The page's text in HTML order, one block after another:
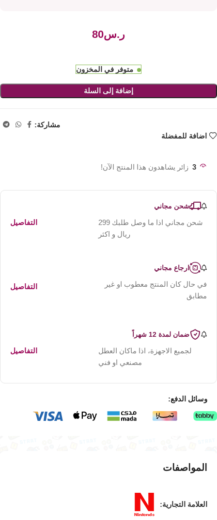
ر.س
متوفر في المخزون
إضافة إلى السلة
مشاركة:
اضافة للمفضلة
3 زائر يشاهدون هذا المنتج الآن!
شحن مجاني
شحن مجاني اذا ما وصل طلبك 299
ريال و اكثر
التفاصيل
ارجاع مجاني
في حال كان المنتج معطوب او غير
مطابق
التفاصيل
ضمان لمدة 12 شهراً
لجميع الاجهزة، اذا ماكان العطل
مصنعي او فني
التفاصيل
وسائل الدفع:
المواصفات
العلامة التجارية: